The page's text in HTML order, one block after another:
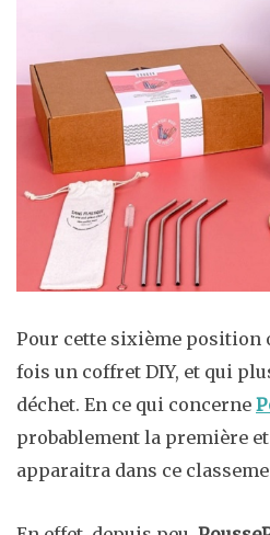
Pour cette sixième position
fois un coffret DIY, et qui
déchet. En ce qui concerne
probablement la première
apparaitra dans ce